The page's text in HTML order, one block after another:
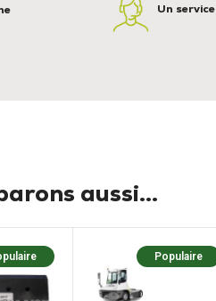
Un
aussi...
Populaire